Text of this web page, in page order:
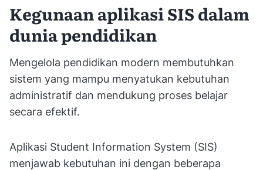
Kegunaan aplikasi SIS dalam
dunia pendidikan
Mengelola pendidikan modern membutuhkan
sistem yang mampu menyatukan kebutuhan
administratif dan mendukung proses belajar
secara efektif.
Aplikasi Student Information System (SIS)
menjawab kebutuhan ini dengan beberapa